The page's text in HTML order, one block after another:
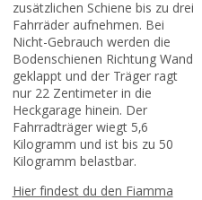
zusätzlichen Schiene bis zu drei
Fahrräder aufnehmen. Bei
Nicht-Gebrauch werden die
Bodenschienen Richtung Wand
geklappt und der Träger ragt
nur 22 Zentimeter in die
Heckgarage hinein. Der
Fahrradträger wiegt 5,6
Kilogramm und ist bis zu 50
Kilogramm belastbar.
Hier findest du den Fiamma